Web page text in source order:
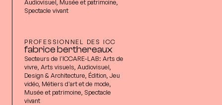
Audiovisuel, Musée et patrimoine,
Spectacle vivant
PROFESSIONNEL DES ICC
fabrice berthereaux
Secteurs de l'ICCARE-LAB: Arts de
vivre, Arts visuels, Audiovisuel,
Design & Architecture, Édition, Jeu
vidéo, Métiers d'art et de mode,
Musée et patrimoine, Spectacle
vivant